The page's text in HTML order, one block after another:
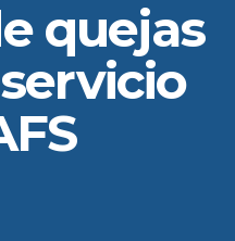
quejas